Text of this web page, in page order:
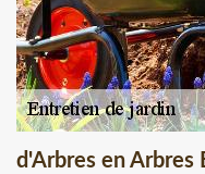
d'Arbres en Arbres